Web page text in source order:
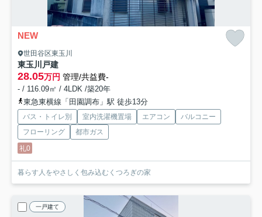
NEW
世田谷区東玉川
東玉川戸建
28.05万円 管理/共益費-
- / 116.09㎡ / 4LDK /築20年
東急東横線「田園調布」駅 徒歩13分
バス・トイレ別 室内洗濯機置場 エアコン
バルコニー
フローリング
都市ガス
礼0
暮らす人をやさしく包み込むくつろぎの家
一戸建て